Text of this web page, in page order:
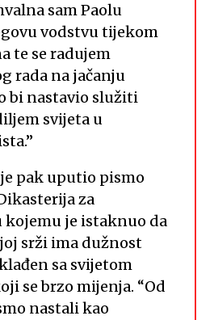
sam Paolu
vodstvu tijekom
te se radujem
rada na jačanju
bi nastavio služiti
svijeta u
pak uputio pismo
za
je istaknuo da
srži ima dužnost
sa svijetom
se brzo mijenja. “Od
nastali kao